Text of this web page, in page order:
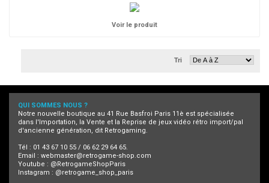
Voir le produit
Tri
QUI SOMMES NOUS ?
Notre nouvelle boutique au 41 Rue Basfroi Paris 11è est spécialisée
dans l'Importation, la Vente et la Reprise de jeux vidéo rétro import/pal
d'ancienne génération, dit Retrogaming.
Tél : 01 43 67 10 55 / 06 62 29 64 65.
Email : webmaster@retrogame-shop.com
Youtube : @RetrogameShopParis
Instagram : @retrogame_shop_paris